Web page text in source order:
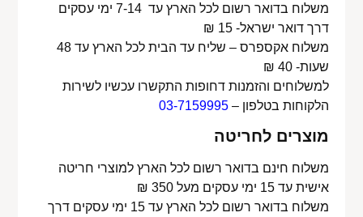
משלוח בדואר רשום לכל הארץ עד 7-14 ימי עסקים
דרך דואר ישראל- 15 ₪
משלוח אקספרס – שליח עד הבית לכל הארץ עד 48
שעות- 40 ₪
למשלוחים והזמנות דחופות התקשרו עכשיו לשירות
הלקוחות בטלפון –03-7159995
מוצרים לחריטה
משלוח חינם בדואר רשום לכל הארץ למוצרי חריטה
אישית עד 15 ימי עסקים מעל 350 ₪
משלוח בדואר רשום לכל הארץ עד 15 ימי עסקים דרך